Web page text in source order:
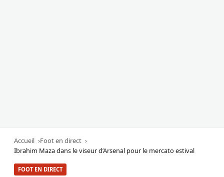
Accueil
Foot en direct
Ibrahim Maza dans le viseur d’Arsenal pour le mercato estival
FOOT EN DIRECT